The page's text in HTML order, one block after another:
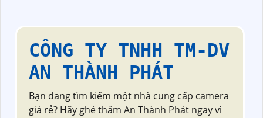
CÔNG TY TNHH TM-DV
AN THÀNH PHÁT
Bạn đang tìm kiếm một nhà cung cấp camera
giá rẻ? Hãy ghé thăm An Thành Phát ngay vì